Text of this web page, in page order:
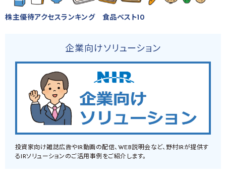
株主優待アクセスランキング 食品ベスト10
企業向けソリューション
投資家向け雑誌広告やIR動画の配信、WEB説明会など、野村IRが提供す
るIRソリューションのご活用事例をご紹介します。